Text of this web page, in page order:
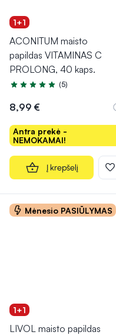
1+1
ACONITUM maisto
papildas VITAMINAS C
PROLONG, 40 kaps.
Įvertinimas 5.0 iš 5
(5)
8,99 €
Antra prekė -
NEMOKAMAI!
Į krepšelį
Mėnesio PASIŪLYMAS
1+1
LIVOL maisto papildas